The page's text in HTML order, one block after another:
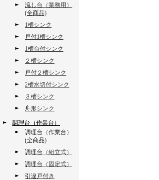
流し台（業務用）
(全商品)
1槽シンク
戸付1槽シンク
1槽台付シンク
２槽シンク
戸付２槽シンク
2槽水切付シンク
３槽シンク
舟形シンク
調理台（作業台）
調理台（作業台）
(全商品)
調理台（組立式）
調理台（固定式）
引違戸付き